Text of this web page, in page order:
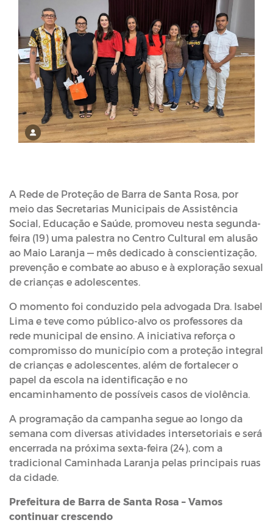
A Rede de Proteção de Barra de Santa Rosa, por
meio das Secretarias Municipais de Assistência
Social, Educação e Saúde, promoveu nesta segunda-
feira (19) uma palestra no Centro Cultural em alusão
ao Maio Laranja — mês dedicado à conscientização,
prevenção e combate ao abuso e à exploração sexual
de crianças e adolescentes.
O momento foi conduzido pela advogada Dra. Isabel
Lima e teve como público-alvo os professores da
rede municipal de ensino. A iniciativa reforça o
compromisso do município com a proteção integral
de crianças e adolescentes, além de fortalecer o
papel da escola na identificação e no
encaminhamento de possíveis casos de violência.
A programação da campanha segue ao longo da
semana com diversas atividades intersetoriais e será
encerrada na próxima sexta-feira (24), com a
tradicional Caminhada Laranja pelas principais ruas
da cidade.
Prefeitura de Barra de Santa Rosa – Vamos
continuar crescendo